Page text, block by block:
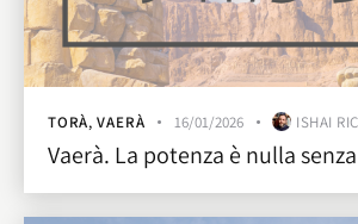
TORÀ,VAERÀ 16/01/2026 ISHAI
Vaerà. La potenza è nulla